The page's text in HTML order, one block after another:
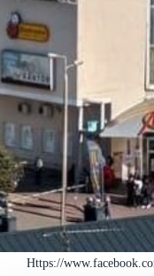
Https://